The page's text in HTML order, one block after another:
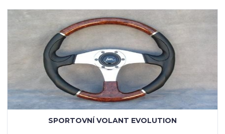
SPORTOVNÍ VOLANT EVOLUTION